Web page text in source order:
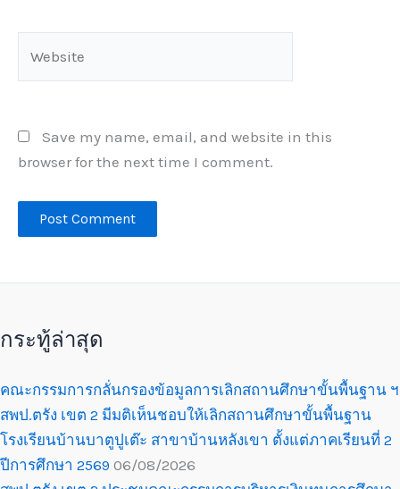
Save my name, email, and website in this
browser for the next time I comment.
กระทู้ล่าสุด
คณะกรรมการกลั่นกรองข้อมูลการเลิกสถานศึกษาขั้นพื้นฐาน ฯ
สพป.ตรัง เขต 2 มีมติเห็นชอบให้เลิกสถานศึกษาขั้นพื้นฐาน
โรงเรียนบ้านบาตูปูเต๊ะ สาขาบ้านหลังเขา ตั้งแต่ภาคเรียนที่ 2
ปีการศึกษา 2569 06/08/2026